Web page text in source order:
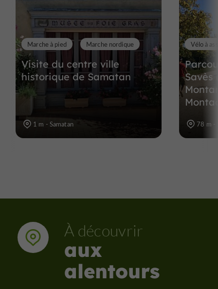
Visite du centre ville
historique de Samatan
Marche à pied Marche nordique
1 m - Samatan
Savès
Vélo à
78 m -
À découvrir
aux
alentours